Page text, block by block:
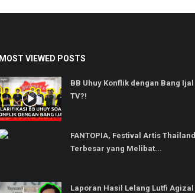
MOST VIEWED POSTS
BB Uhuy Konflik dengan Bang Ijal
TV?!
FANTOPIA, Festival Artis Thailand
Terbesar yang Melibat...
Laporan Hasil Lelang Lutfi Agizal